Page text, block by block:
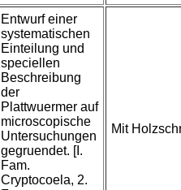
Entwurf einer
systematischen
Einteilung und
speciellen
Beschreibung
der
Plattwuermer auf
microscopische
Untersuchungen
gegruendet. [I.
Fam.
Cryptocoela, 2.
Mit